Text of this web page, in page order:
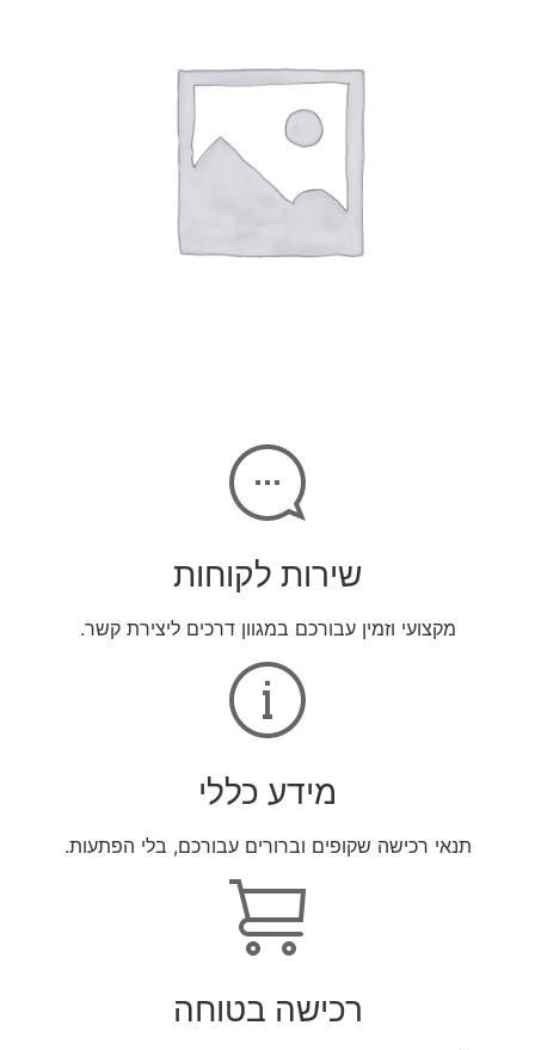
שירות לקוחות
מקצועי וזמין עבורכם במגוון דרכים ליצירת קשר.
מידע כללי
תנאי רכישה שקופים וברורים עבורכם, בלי הפתעות.
רכישה בטוחה